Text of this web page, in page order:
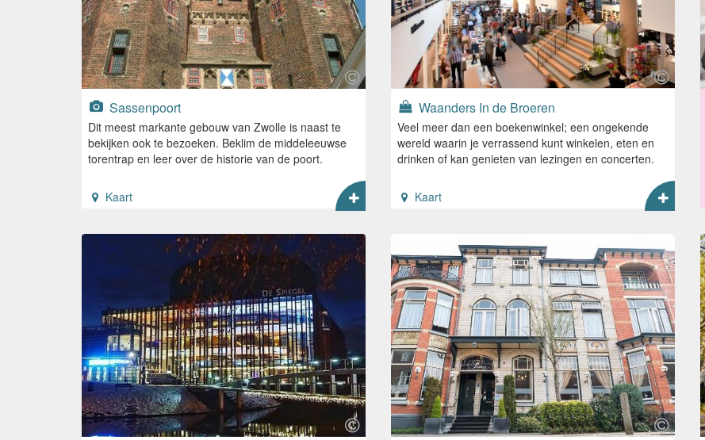
Sassenpoort
Dit meest markante gebouw van Zwolle is naast te
bekijken ook te bezoeken. Beklim de middeleeuwse
torentrap en leer over de historie van de poort.
Kaart
Waanders In de Broeren
Veel meer dan een boekenwinkel; een ongekende
wereld waarin je verrassend kunt winkelen, eten en
drinken of kan genieten van lezingen en concerten.
Kaart